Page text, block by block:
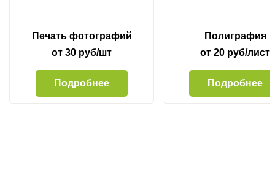
Печать фотографий
от 30 руб/шт
Подробнее
Полиграфия
от 20 руб/лист
Подробнее